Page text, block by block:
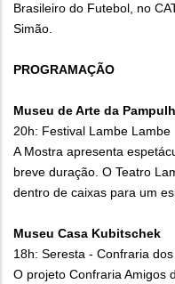
Brasileiro do Futebol, no
Simão.
PROGRAMAÇÃO
Museu de Arte da
20h: Festival Lambe Lambe
A Mostra apresenta
breve duração. O Teatro
dentro de caixas para um
Museu Casa Kubitschek
18h: Seresta - Confraria
O projeto Confraria Amigos